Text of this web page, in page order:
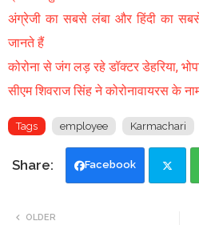
अंग्रेजी का सबसे लंबा और हिंदी का
जानते हैं
कोरोना से जंग लड़ रहे डॉक्टर डेहरिया,
सीएम शिवराज सिंह ने कोरोनावायरस के
Tags employee Karmachari
Facebook
OLDER